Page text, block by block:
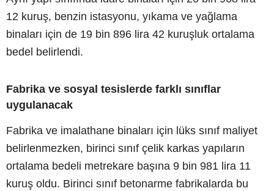
12 kuruş, benzin istasyonu, yıkama ve yağlama
binaları için de 19 bin 896 lira 42 kuruşluk ortalama
bedel belirlendi.
Fabrika ve sosyal tesislerde farklı sınıflar
uygulanacak
Fabrika ve imalathane binaları için lüks sınıf maliyet
belirlenmezken, birinci sınıf çelik karkas yapıların
ortalama bedeli metrekare başına 9 bin 981 lira 11
kuruş oldu. Birinci sınıf betonarme fabrikalarda bu